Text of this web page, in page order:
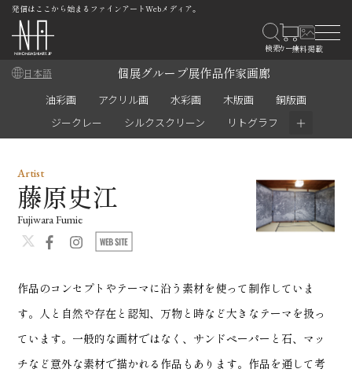
発信はここから始まるファインアートWebメディア。
日本語 個展グループ展作品作家画廊
油彩画 アクリル画 水彩画 木版画
銅版画
ジークレー
シルクスクリーン リトグラフ ＋
作品のコンセプトやテーマに沿う素材を使って制作していま
す。人と自然や存在と認知、万物と時など大きなテーマを扱っ
ています。一般的な画材ではなく、サンドペーパーと石、マッ
チなど意外な素材で描かれる作品もあります。作品を通して考
Artist
藤原史江
Fujiwara Fumie